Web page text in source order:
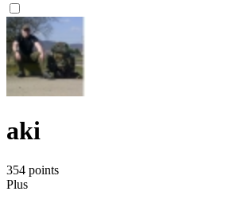
aki
354 points
Plus